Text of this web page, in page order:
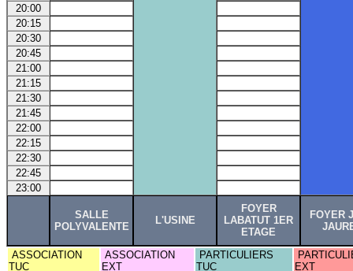
20:00
20:15
20:30
20:45
21:00
21:15
21:30
21:45
22:00
22:15
22:30
22:45
23:00
SALLE
POLYVALENTE
L'USINE
FOYER
LABATUT 1ER
ETAGE
FOYER
ASSOCIATION
TUC
ASSOCIATION
EXT
PARTICULIERS
TUC
EXT